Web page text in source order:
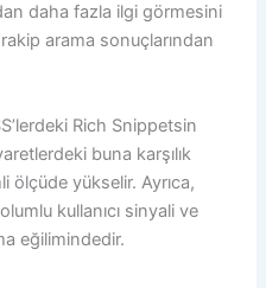
daha fazla ilgi görmesini
arama sonuçlarından
Rich Snippetsin
buna karşılık
ölçüde yükselir. Ayrıca,
kullanıcı sinyali ve
eğilimindedir.